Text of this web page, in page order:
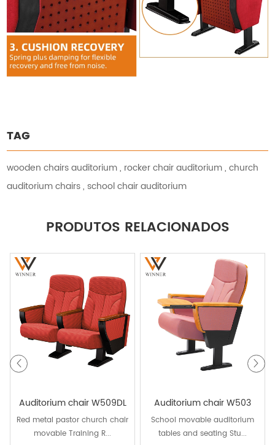
TAG
wooden chairs auditorium, rocker chair auditorium,church
auditorium chairs,school chair auditorium
PRODUTOS RELACIONADOS
Auditorium chair W509DL
Red metal pastor church chair
movable Training R...
Auditorium chair W503
School movable auditorium
tables and seating Stu...